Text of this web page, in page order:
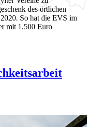
des örtlichen
So hat die EVS im
mit 1.500 Euro